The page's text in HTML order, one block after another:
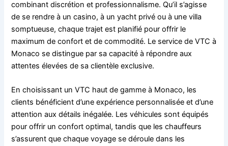
combinant discrétion et professionnalisme. Qu’il s’agisse
de se rendre à un casino, à un yacht privé ou à une villa
somptueuse, chaque trajet est planifié pour offrir le
maximum de confort et de commodité. Le service de VTC à
Monaco se distingue par sa capacité à répondre aux
attentes élevées de sa clientèle exclusive.
En choisissant un VTC haut de gamme à Monaco, les
clients bénéficient d’une expérience personnalisée et d’une
attention aux détails inégalée. Les véhicules sont équipés
pour offrir un confort optimal, tandis que les chauffeurs
s’assurent que chaque voyage se déroule dans les